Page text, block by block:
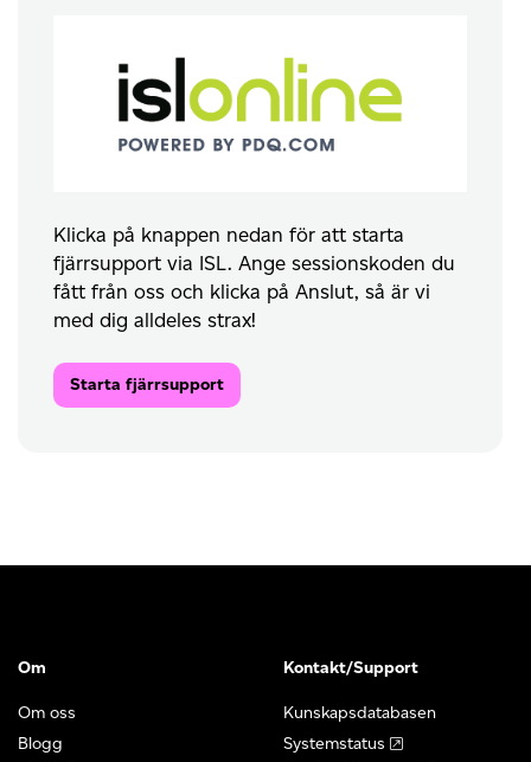
Klicka på knappen nedan för att starta
fjärrsupport via ISL. Ange sessionskoden du
fått från oss och klicka på Anslut, så är vi
med dig alldeles strax!
Starta fjärrsupport
Om
Om oss
Blogg
Kontakt/Support
Kunskapsdatabasen
Systemstatus